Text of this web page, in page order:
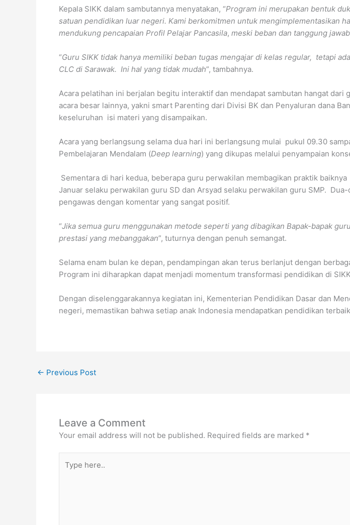
Kepala SIKK dalam sambutannya menyatakan, “Program ini merupakan bentuk
satuan pendidikan luar negeri. Kami berkomitmen untuk mengimplementasikan
mendukung pencapaian Profil Pelajar Pancasila, meski beban dan tanggung
“Guru SIKK tidak hanya memiliki beban tugas mengajar di kelas regular, tetapi
CLC di Sarawak. Ini hal yang tidak mudah”, tambahnya.
Acara pelatihan ini berjalan begitu interaktif dan mendapat sambutan hangat
acara besar lainnya, yakni smart Parenting dari Divisi BK dan Penyaluran dana
keseluruhan isi materi yang disampaikan.
Acara yang berlangsung selama dua hari ini berlangsung mulai pukul 09.30
Pembelajaran Mendalam (Deep learning) yang dikupas melalui penyampaian
Sementara di hari kedua, beberapa guru perwakilan membagikan praktik
Januar selaku perwakilan guru SD dan Arsyad selaku perwakilan guru SMP.
pengawas dengan komentar yang sangat positif.
“Jika semua guru menggunakan metode seperti yang dibagikan Bapak-bapak
prestasi yang mebanggakan”, tuturnya dengan penuh semangat.
Selama enam bulan ke depan, pendampingan akan terus berlanjut dengan
Program ini diharapkan dapat menjadi momentum transformasi pendidikan di
Dengan diselenggarakannya kegiatan ini, Kementerian Pendidikan Dasar dan
negeri, memastikan bahwa setiap anak Indonesia mendapatkan pendidikan
← Previous Post
Leave a Comment
Your email address will not be published. Required fields are marked *
here..